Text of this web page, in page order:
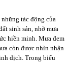
tác động của
sinh sản, nhờ mưa
hiền minh. Mưa đem
còn được nhìn nhận
dịch. Trong biểu